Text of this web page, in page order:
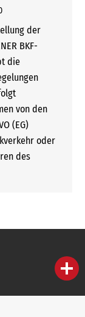
der
BKF-
die
von den
(EG)
oder
des